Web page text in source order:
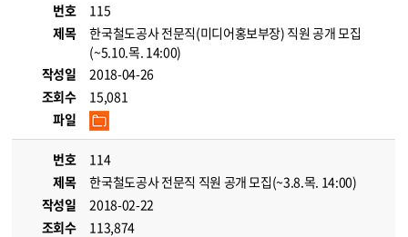
번호
115
제목
한국철도공사 전문직(미디어홍보부장) 직원 공개 모집
(~5.10.목. 14:00)
작성일
2018-04-26
조회수
15,081
파일
번호
114
제목
한국철도공사 전문직 직원 공개 모집(~3.8.목. 14:00)
작성일
2018-02-22
조회수
113,874